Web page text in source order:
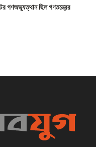
গণঅভ্যুত্থান ছিল গণতন্ত্রের